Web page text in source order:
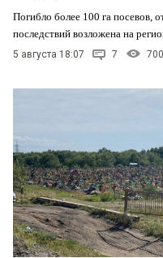
Погибло более 100 га посевов,
последствий возложена на
5 августа 18:07 7 700